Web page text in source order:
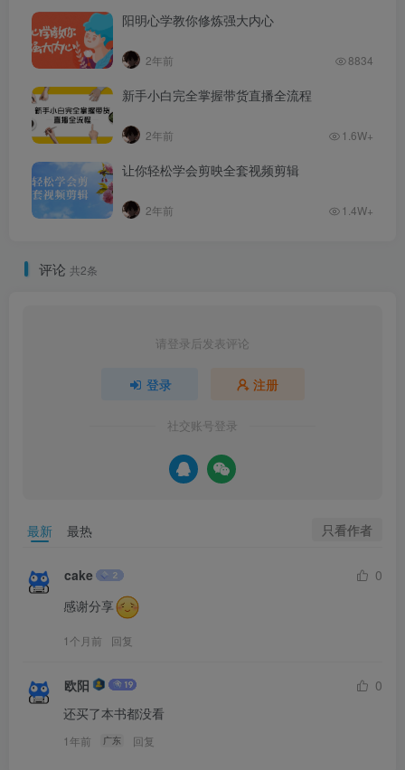
阳明心学教你修炼强大内心
2年前 8834
新手小白完全掌握带货直播全流程
2年前 1.6W+
让你轻松学会剪映全套视频剪辑
2年前 1.4W+
评论 共2条
请登录后发表评论
登录 注册
社交账号登录
最新 最热 只看作者
cake
0
感谢分享
1个月前 回复
欧阳
0
还买了本书都没看
1年前 广东 回复